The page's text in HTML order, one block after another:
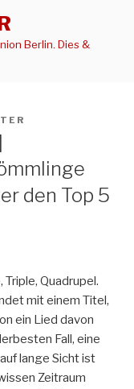
Berlin. Dies &
den Top 5
Triple, Quadrupel.
mit einem Titel,
ein Lied davon
Fall, eine
lange Sicht ist
Zeitraum